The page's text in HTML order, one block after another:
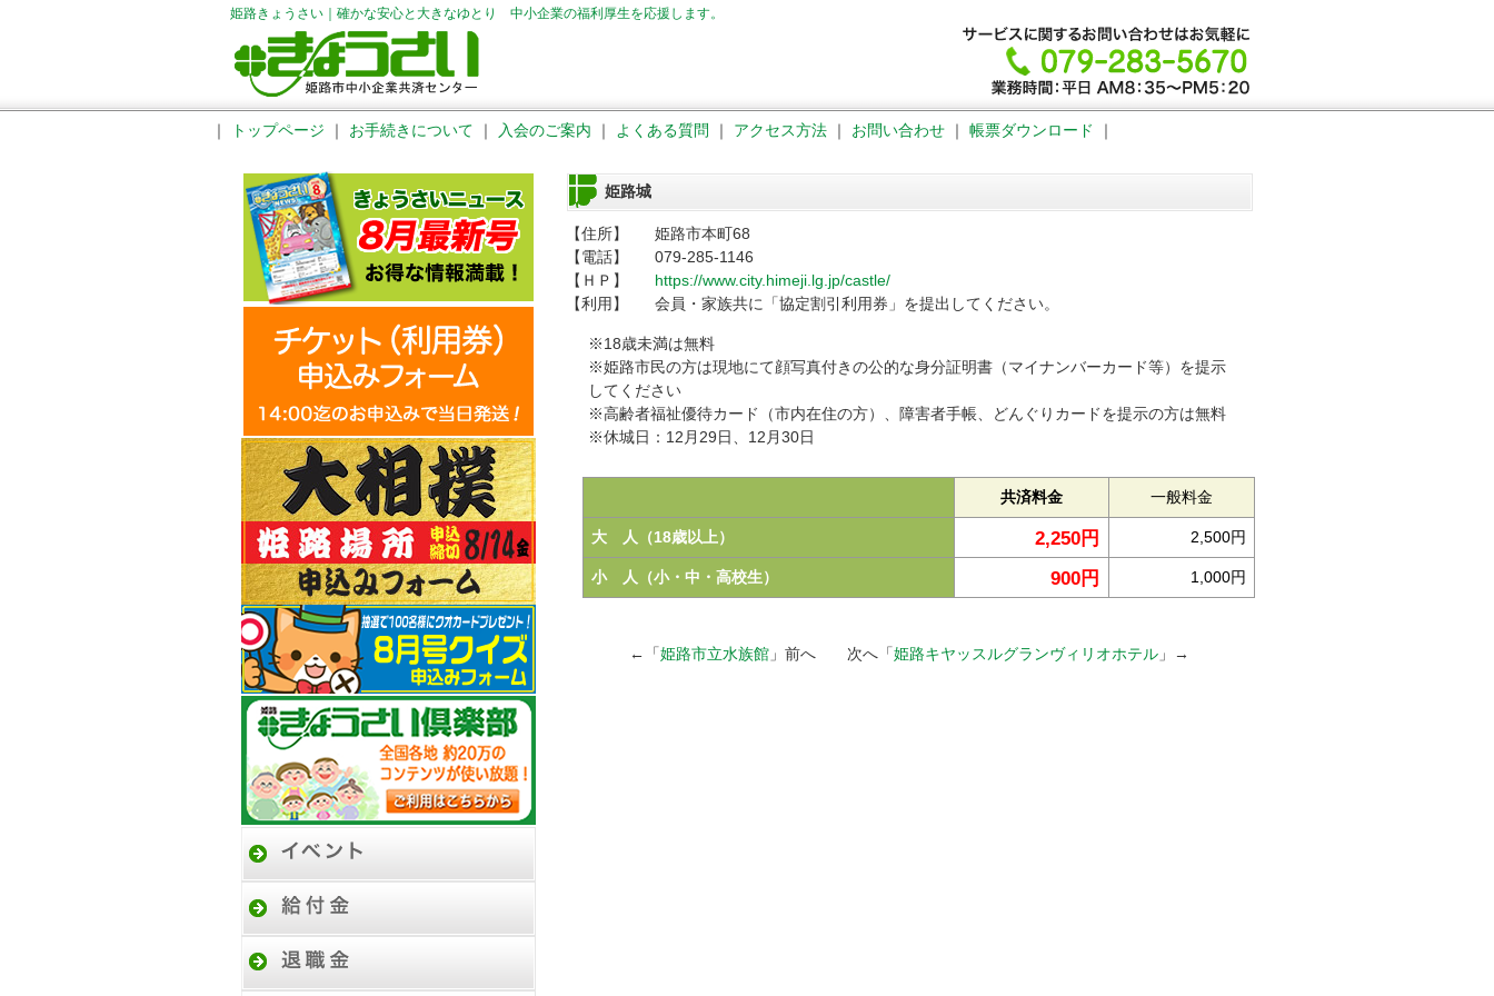
姫路きょうさい｜確かな安心と大きなゆとり 中小企業の福利厚生を応援します。
｜ トップページ ｜ お手続きについて ｜ 入会のご案内 ｜ よくある質問 ｜ アクセス方法 ｜ お問い合わせ ｜ 帳票ダウンロード ｜
姫路城
【住所】
姫路市本町68
【電話】
079-285-1146
【ＨＰ】
https://www.city.himeji.lg.jp/castle/
【利用】
会員・家族共に「協定割引利用券」を提出してください。
※18歳未満は無料
※姫路市民の方は現地にて顔写真付きの公的な身分証明書（マイナンバーカード等）を提示
してください
※高齢者福祉優待カード（市内在住の方）、障害者手帳、どんぐりカードを提示の方は無料
※休城日：12月29日、12月30日
共済料金 一般料金
大 人（18歳以上） 2,250円 2,500円
小 人（小・中・高校生） 900円 1,000円
←「姫路市立水族館 」前へ 次へ「姫路キヤッスルグランヴィリオホテル 」→